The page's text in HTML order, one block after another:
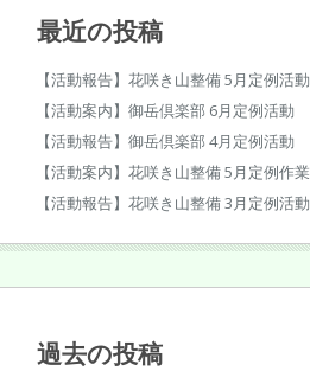
最近の投稿
【活動報告】花咲き山整備 5月定例活動
【活動案内】御岳倶楽部 6月定例活動
【活動報告】御岳倶楽部 4月定例活動
【活動案内】花咲き山整備 5月定例作業
【活動報告】花咲き山整備 3月定例活動
過去の投稿